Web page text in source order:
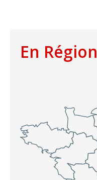
En Région